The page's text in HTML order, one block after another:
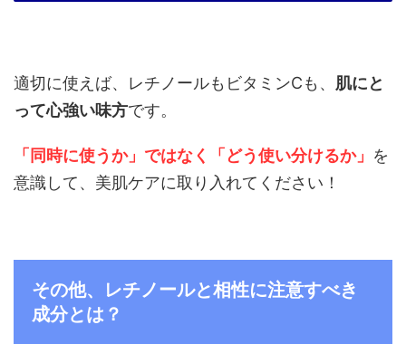
適切に使えば、レチノールもビタミンCも、 肌にと
って心強い味方です。
「同時に使うか」ではなく「どう使い分けるか」 を
意識して、美肌ケアに取り入れてください！
その他、レチノールと相性に注意すべき
成分とは？